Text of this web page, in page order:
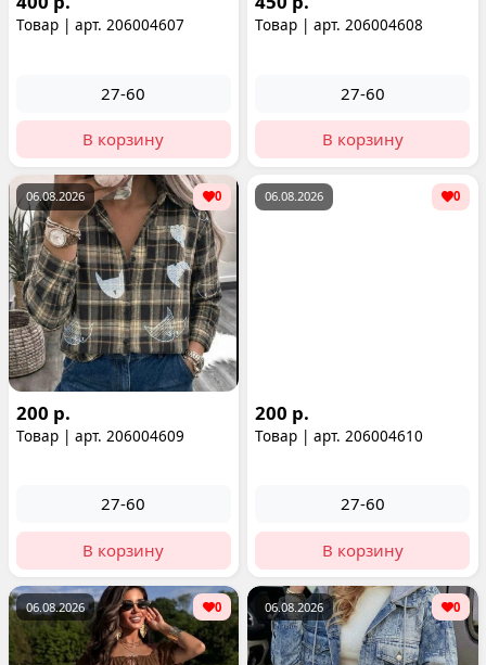
Товар | арт. 206004607
27-60
В корзину
Товар | арт. 206004608
27-60
В корзину
06.08.2026 0
200 р.
Товар | арт. 206004609
27-60
В корзину
06.08.2026 0
200 р.
Товар | арт. 206004610
27-60
В корзину
06.08.2026 0 06.08.2026 0